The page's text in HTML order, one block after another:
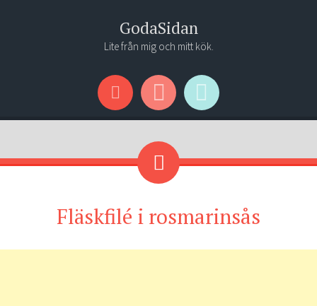
GodaSidan
Lite från mig och mitt kök.
Menu
Widgets
Search
Fläskfilé i rosmarinsås